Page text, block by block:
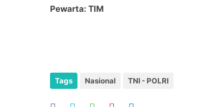
Pewarta: TIM
Tags Nasional TNI - POLRI